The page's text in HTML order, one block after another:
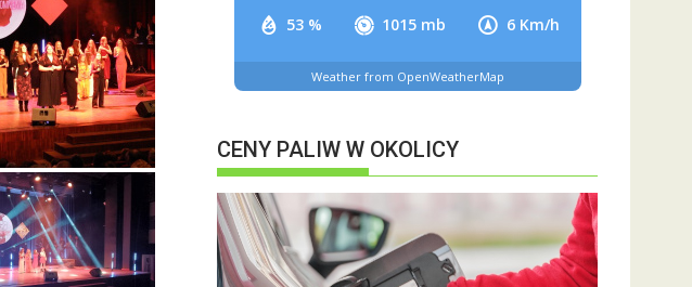
53 % 1015 mb 6 Km/h
Weather from OpenWeatherMap
CENY PALIW W OKOLICY